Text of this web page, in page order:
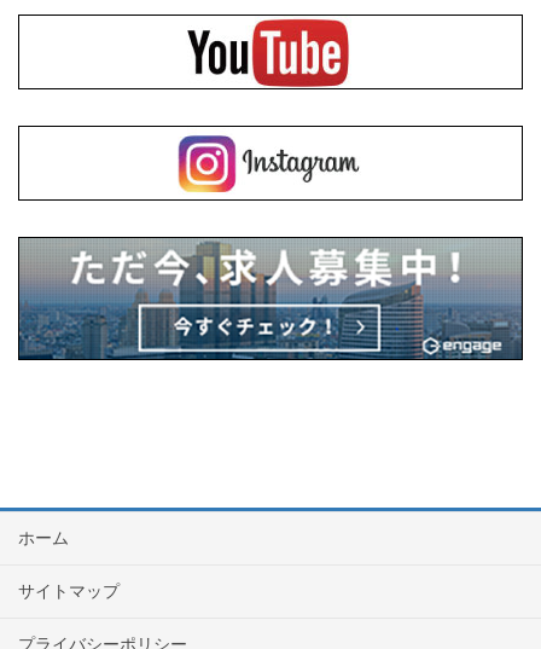
ホーム
サイトマップ
プライバシーポリシー